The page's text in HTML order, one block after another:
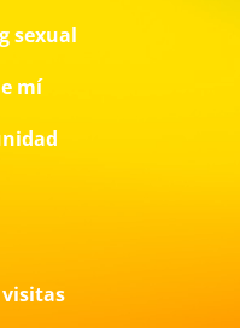
sexual
mí